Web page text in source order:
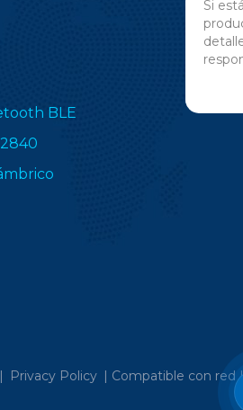
BLE
| Privacy Policy | Compatible con red